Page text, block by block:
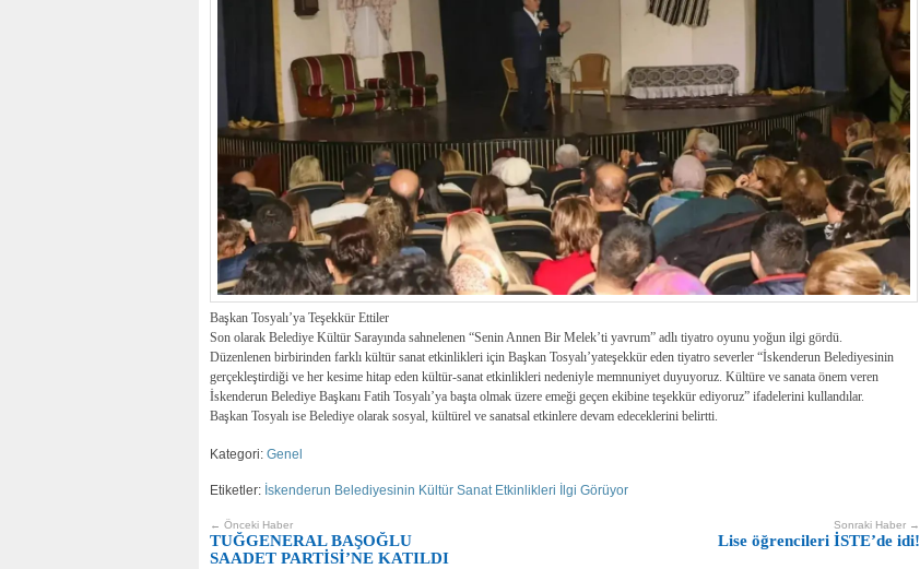
Başkan Tosyalı’ya Teşekkür Ettiler
Son olarak Belediye Kültür Sarayında sahnelenen “Senin Annen Bir Melek’ti yavrum” adlı tiyatro oyunu yoğun ilgi gördü.
Düzenlenen birbirinden farklı kültür sanat etkinlikleri için Başkan Tosyalı’yateşekkür eden tiyatro severler “İskenderun Belediyesinin
gerçekleştirdiği ve her kesime hitap eden kültür-sanat etkinlikleri nedeniyle memnuniyet duyuyoruz. Kültüre ve sanata önem veren
İskenderun Belediye Başkanı Fatih Tosyalı’ya başta olmak üzere emeği geçen ekibine teşekkür ediyoruz” ifadelerini kullandılar.
Başkan Tosyalı ise Belediye olarak sosyal, kültürel ve sanatsal etkinlere devam edeceklerini belirtti.
Kategori: Genel
Etiketler: İskenderun Belediyesinin Kültür Sanat Etkinlikleri İlgi Görüyor
Sonraki Haber →
Lise öğrencileri İSTE’de idi!
← Önceki Haber
TUĞGENERAL BAŞOĞLU
SAADET PARTİSİ’NE KATILDI